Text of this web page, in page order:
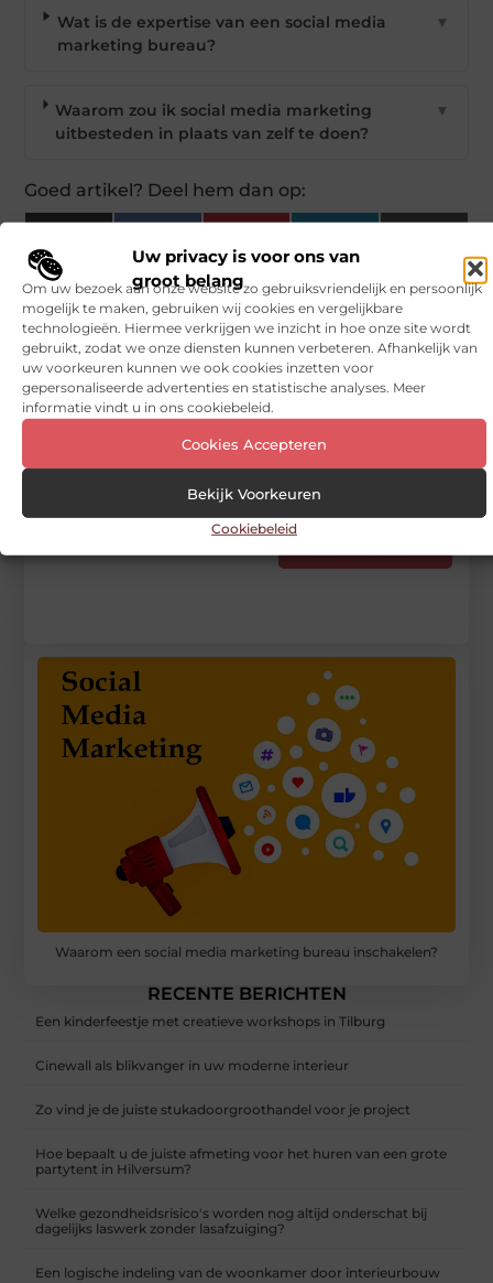
Uw privacy is voor ons van
groot belang
Om uw bezoek aan onze website zo gebruiksvriendelijk en persoonlijk
mogelijk te maken, gebruiken wij cookies en vergelijkbare
technologieën. Hiermee verkrijgen we inzicht in hoe onze site wordt
gebruikt, zodat we onze diensten kunnen verbeteren. Afhankelijk van
uw voorkeuren kunnen we ook cookies inzetten voor
gepersonaliseerde advertenties en statistische analyses. Meer
informatie vindt u in ons cookiebeleid.
Cookies Accepteren
Bekijk Voorkeuren
Cookiebeleid
Wat is de expertise van een social media
marketing bureau?
▼
Waarom zou ik social media marketing
uitbesteden in plaats van zelf te doen?
▼
Goed artikel? Deel hem dan op:
(Twitter)
Tags en Categorieën:
Marketing
DEEL DIT:
Waarom een social media marketing bureau inschakelen?
RECENTE BERICHTEN
Een kinderfeestje met creatieve workshops in Tilburg
Cinewall als blikvanger in uw moderne interieur
Zo vind je de juiste stukadoorgroothandel voor je project
Hoe bepaalt u de juiste afmeting voor het huren van een grote
partytent in Hilversum?
Welke gezondheidsrisico's worden nog altijd onderschat bij
dagelijks laswerk zonder lasafzuiging?
Een logische indeling van de woonkamer door interieurbouw
Vinden nu
Stuur ons een bericht